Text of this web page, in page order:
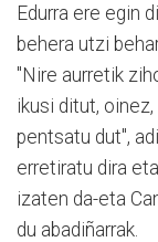
Edurra ere egin
behera utzi
"Nire aurretik
ikusi ditut,
pentsatu dut",
erretiratu dira
izaten da-eta
du abadiñarrak.